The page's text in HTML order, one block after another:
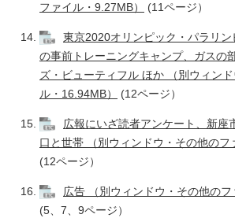
ファイル・9.27MB）
(11ページ）
東京2020オリンピック・パラリ
の事前トレーニングキャンプ、ガスの
ズ・ビューティフル ほか （別ウィン
ル・16.94MB）
(12ページ）
広報にいざ読者アンケート、新座
口と世帯 （別ウィンドウ・その他のフ
(12ページ）
広告 （別ウィンドウ・その他のフ
(5、7、9ページ）